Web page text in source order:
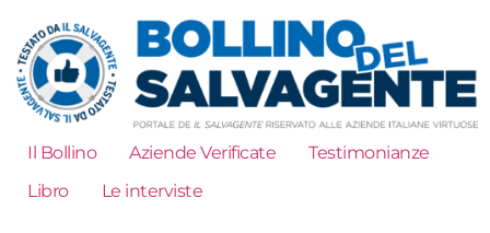
Il Bollino Aziende Verificate
Testimonianze
Libro
Le interviste